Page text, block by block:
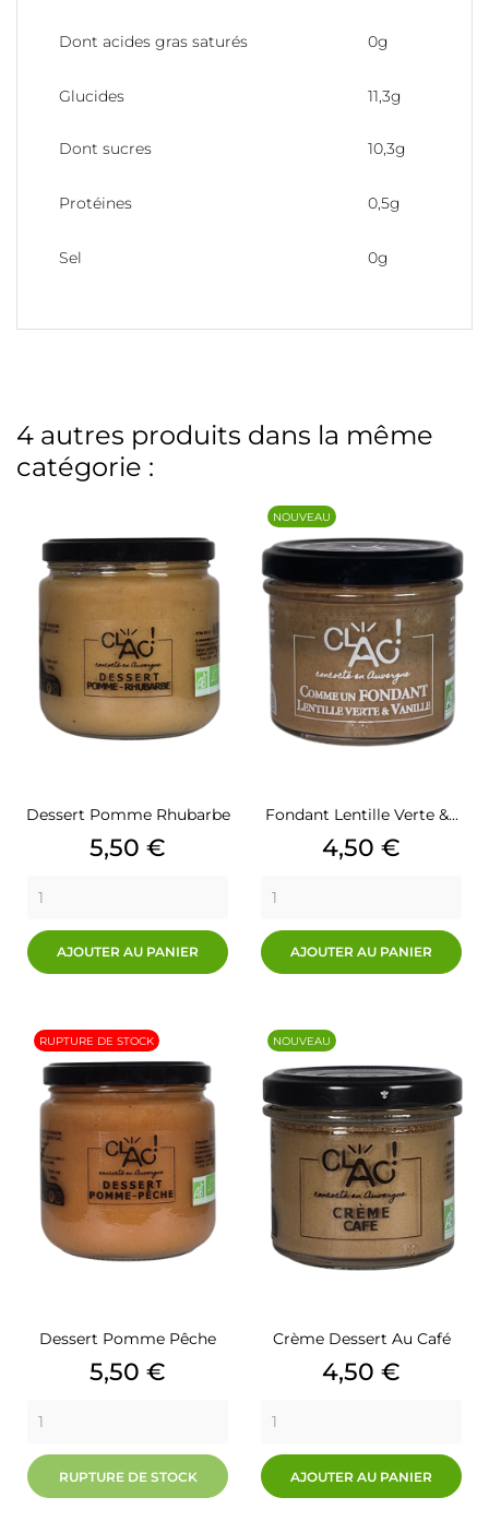
Dont acides gras saturés 0g
Glucides
Dont sucres
11,3g
10,3g
Protéines 0,5g
Sel 0g
4 autres produits dans la même
catégorie :
Dessert Pomme Rhubarbe
Prix
5,50 €
AJOUTER AU PANIER
Fondant Lentille Verte &...
Prix
4,50 €
AJOUTER AU PANIER
NOUVEAU
Dessert Pomme Pêche
Prix
5,50 €
RUPTURE DE STOCK
RUPTURE DE STOCK
Crème Dessert Au Café
Prix
4,50 €
AJOUTER AU PANIER
NOUVEAU